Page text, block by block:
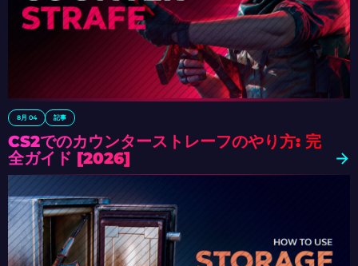
8月 04 記事
CS2でのカウンターストレーフのやり方: 完
全ガイド [2026]